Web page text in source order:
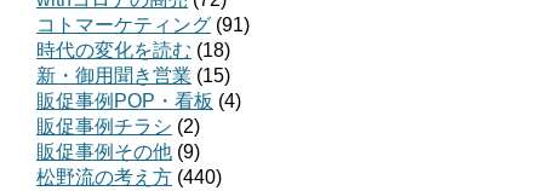
コトマーケティング (91)
時代の変化を読む (18)
新・御用聞き営業 (15)
販促事例POP・看板 (4)
販促事例チラシ (2)
販促事例その他 (9)
松野流の考え方 (440)